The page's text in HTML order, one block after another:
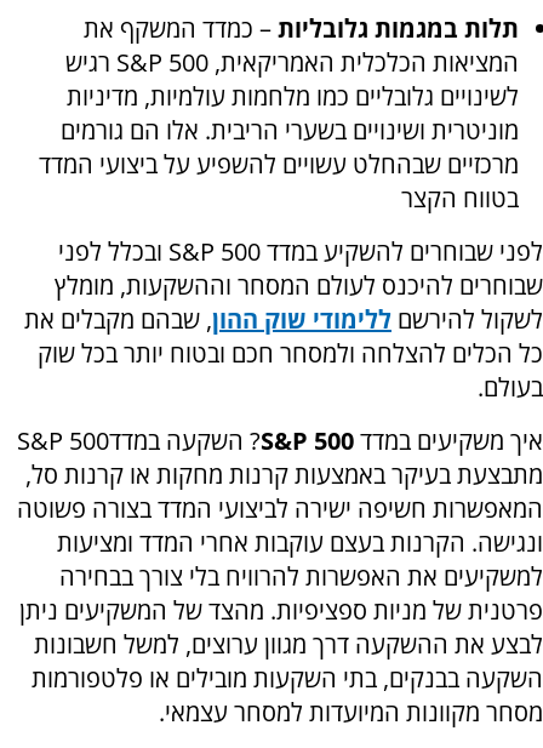
תלות במגמות גלובליות– כמדד המשקף את
המציאות הכלכלית האמריקאית, S&P 500 רגיש
לשינויים גלובליים כמו מלחמות עולמיות, מדיניות
מוניטרית ושינויים בשערי הריבית. אלו הם גורמים
מרכזיים שבהחלט עשויים להשפיע על ביצועי המדד
בטווח הקצר
לפני שבוחרים להשקיע במדדS&P 500 ובכלל לפני
שבוחרים להיכנס לעולם המסחר וההשקעות, מומלץ
לשקול להירשם ללימודי שוק ההון, שבהם מקבלים את
כל הכלים להצלחה ולמסחר חכם ובטוח יותר בכל שוק
בעולם.
איך משקיעים במדדS&P 500? השקעה במדדS&P 500
מתבצעת בעיקר באמצעות קרנות מחקות או קרנות סל,
המאפשרות חשיפה ישירה לביצועי המדד בצורה פשוטה
ונגישה. הקרנות בעצם עוקבות אחרי המדד ומציעות
למשקיעים את האפשרות להרוויח בלי צורך בבחירה
פרטנית של מניות ספציפיות. מהצד של המשקיעים ניתן
לבצע את ההשקעה דרך מגוון ערוצים, למשל חשבונות
השקעה בבנקים, בתי השקעות מובילים או פלטפורמות
מסחר מקוונות המיועדות למסחר עצמאי.